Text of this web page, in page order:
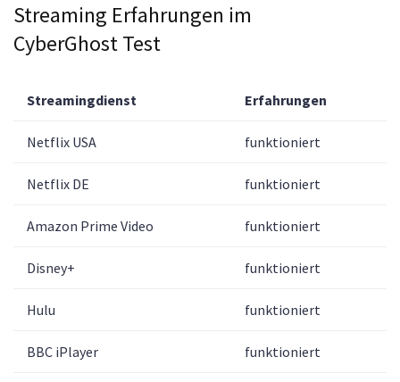
Streaming Erfahrungen im
CyberGhost Test
Streamingdienst Erfahrungen
Netflix USA funktioniert
Netflix DE funktioniert
Amazon Prime Video funktioniert
Disney+ funktioniert
Hulu funktioniert
BBC iPlayer funktioniert